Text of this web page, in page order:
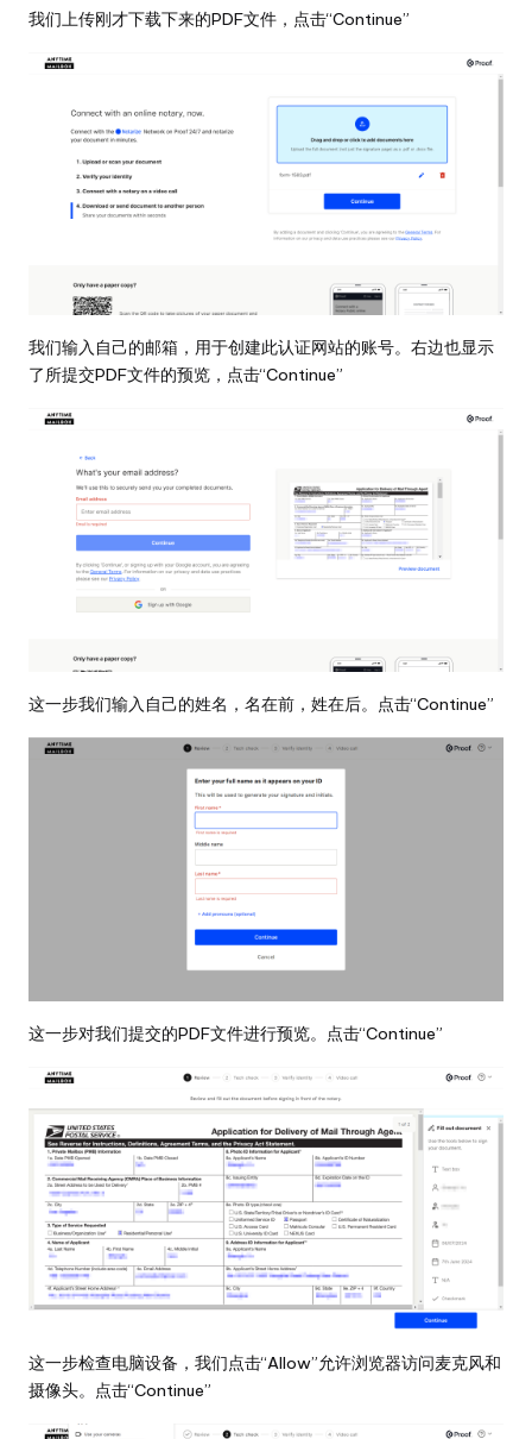
我们上传刚才下载下来的PDF文件，点击“Continue”
我们输入自己的邮箱，用于创建此认证网站的账号。右边也显示
了所提交PDF文件的预览，点击“Continue”
这一步我们输入自己的姓名，名在前，姓在后。点击“Continue”
这一步对我们提交的PDF文件进行预览。点击“Continue”
这一步检查电脑设备，我们点击“Allow”允许浏览器访问麦克风和
摄像头。点击“Continue”